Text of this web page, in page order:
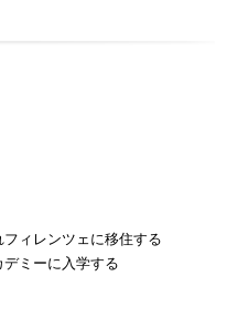
ィレンツェに移住する
ミーに入学する